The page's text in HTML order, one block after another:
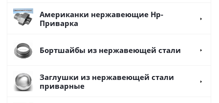
Американки нержавеющие Нр-
Приварка
Бортшайбы из нержавеющей стали
Заглушки из нержавеющей стали
приварные